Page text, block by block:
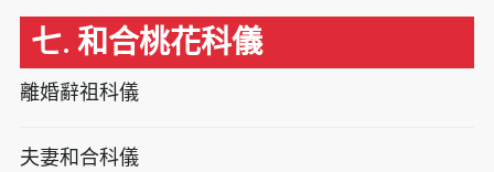
七. 和合桃花科儀
離婚辭祖科儀
夫妻和合科儀